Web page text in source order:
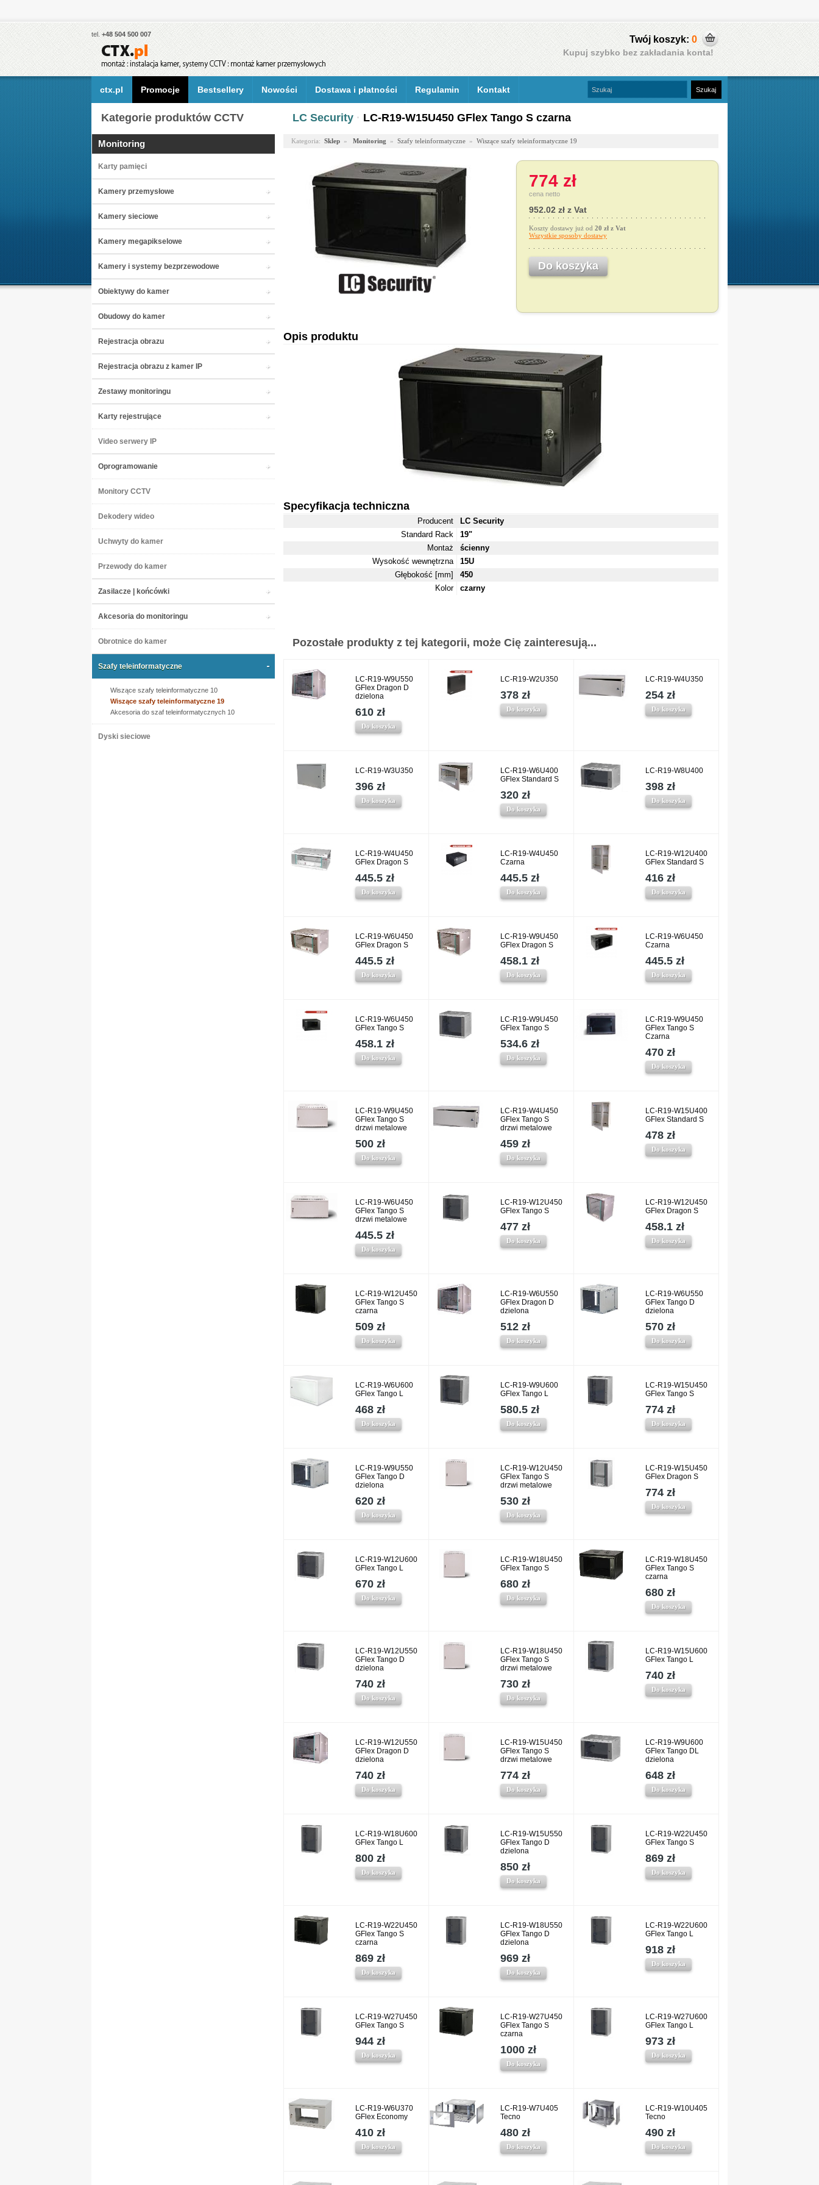
tel. +48 504 500 007 Twój koszyk: 0
Kupuj szybko bez zakładania konta!
ctx.pl Promocje Bestsellery Nowości Dostawa i płatności Regulamin Kontakt
Kategorie produktów CCTV
Monitoring
Karty pamięci
Kamery przemysłowe
Kamery sieciowe
Kamery megapikselowe
Kamery i systemy bezprzewodowe
Obiektywy do kamer
Obudowy do kamer
Rejestracja obrazu
Rejestracja obrazu z kamer IP
Zestawy monitoringu
Karty rejestrujące
Video serwery IP
Oprogramowanie
Monitory CCTV
Dekodery wideo
Uchwyty do kamer
Przewody do kamer
Zasilacze | końcówki
Akcesoria do monitoringu
Obrotnice do kamer
Szafy teleinformatyczne
Wiszące szafy teleinformatyczne 10
Wiszące szafy teleinformatyczne 19
Akcesoria do szaf teleinformatycznych 10
Dyski sieciowe
LC Security · LC-R19-W15U450 GFlex Tango S czarna
Kategoria: Sklep » Monitoring » Szafy teleinformatyczne » Wiszące szafy teleinformatyczne 19
774 zł
cena netto
952.02 zł z Vat
Koszty dostawy już od 20 zł z Vat
Wszystkie sposoby dostawy
Do koszyka
Opis produktu
Specyfikacja techniczna
Producent
LC Security
Standard Rack
19"
Montaż
ścienny
Wysokość wewnętrzna
15U
Głębokość [mm]
450
Kolor
czarny
Pozostałe produkty z tej kategorii, może Cię zainteresują...
LC-R19-W9U550
GFlex Dragon D
dzielona
610 zł
Do koszyka
LC-R19-W2U350
378 zł
Do koszyka
LC-R19-W4U350
254 zł
Do koszyka
LC-R19-W3U350
396 zł
Do koszyka
LC-R19-W6U400
GFlex Standard S
320 zł
Do koszyka
LC-R19-W8U400
398 zł
Do koszyka
LC-R19-W4U450
GFlex Dragon S
445.5 zł
Do koszyka
LC-R19-W4U450
Czarna
445.5 zł
Do koszyka
LC-R19-W12U400
GFlex Standard S
416 zł
Do koszyka
LC-R19-W6U450
GFlex Dragon S
445.5 zł
Do koszyka
LC-R19-W9U450
GFlex Dragon S
458.1 zł
Do koszyka
LC-R19-W6U450
Czarna
445.5 zł
Do koszyka
LC-R19-W6U450
GFlex Tango S
458.1 zł
Do koszyka
LC-R19-W9U450
GFlex Tango S
534.6 zł
Do koszyka
LC-R19-W9U450
GFlex Tango S
Czarna
470 zł
Do koszyka
LC-R19-W9U450
GFlex Tango S
drzwi metalowe
500 zł
Do koszyka
LC-R19-W4U450
GFlex Tango S
drzwi metalowe
459 zł
Do koszyka
LC-R19-W15U400
GFlex Standard S
478 zł
Do koszyka
LC-R19-W6U450
GFlex Tango S
drzwi metalowe
445.5 zł
Do koszyka
LC-R19-W12U450
GFlex Tango S
477 zł
Do koszyka
LC-R19-W12U450
GFlex Dragon S
458.1 zł
Do koszyka
LC-R19-W12U450
GFlex Tango S
czarna
509 zł
Do koszyka
LC-R19-W6U550
GFlex Dragon D
dzielona
512 zł
Do koszyka
LC-R19-W6U550
GFlex Tango D
dzielona
570 zł
Do koszyka
LC-R19-W6U600
GFlex Tango L
468 zł
Do koszyka
LC-R19-W9U600
GFlex Tango L
580.5 zł
Do koszyka
LC-R19-W15U450
GFlex Tango S
774 zł
Do koszyka
LC-R19-W9U550
GFlex Tango D
dzielona
620 zł
Do koszyka
LC-R19-W12U450
GFlex Tango S
drzwi metalowe
530 zł
Do koszyka
LC-R19-W15U450
GFlex Dragon S
774 zł
Do koszyka
LC-R19-W12U600
GFlex Tango L
670 zł
Do koszyka
LC-R19-W18U450
GFlex Tango S
680 zł
Do koszyka
LC-R19-W18U450
GFlex Tango S
czarna
680 zł
Do koszyka
LC-R19-W12U550
GFlex Tango D
dzielona
740 zł
Do koszyka
LC-R19-W18U450
GFlex Tango S
drzwi metalowe
730 zł
Do koszyka
LC-R19-W15U600
GFlex Tango L
740 zł
Do koszyka
LC-R19-W12U550
GFlex Dragon D
dzielona
740 zł
Do koszyka
LC-R19-W15U450
GFlex Tango S
drzwi metalowe
774 zł
Do koszyka
LC-R19-W9U600
GFlex Tango DL
dzielona
648 zł
Do koszyka
LC-R19-W18U600
GFlex Tango L
800 zł
Do koszyka
LC-R19-W15U550
GFlex Tango D
dzielona
850 zł
Do koszyka
LC-R19-W22U450
GFlex Tango S
869 zł
Do koszyka
LC-R19-W22U450
GFlex Tango S
czarna
869 zł
Do koszyka
LC-R19-W18U550
GFlex Tango D
dzielona
969 zł
Do koszyka
LC-R19-W22U600
GFlex Tango L
918 zł
Do koszyka
LC-R19-W27U450
GFlex Tango S
944 zł
Do koszyka
LC-R19-W27U450
GFlex Tango S
czarna
1000 zł
Do koszyka
LC-R19-W27U600
GFlex Tango L
973 zł
Do koszyka
LC-R19-W6U370
GFlex Economy
410 zł
Do koszyka
LC-R19-W7U405
Tecno
480 zł
Do koszyka
LC-R19-W10U405
Tecno
490 zł
Do koszyka